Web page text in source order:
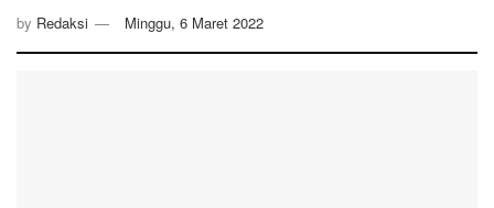
by Redaksi Minggu, 6 Maret 2022